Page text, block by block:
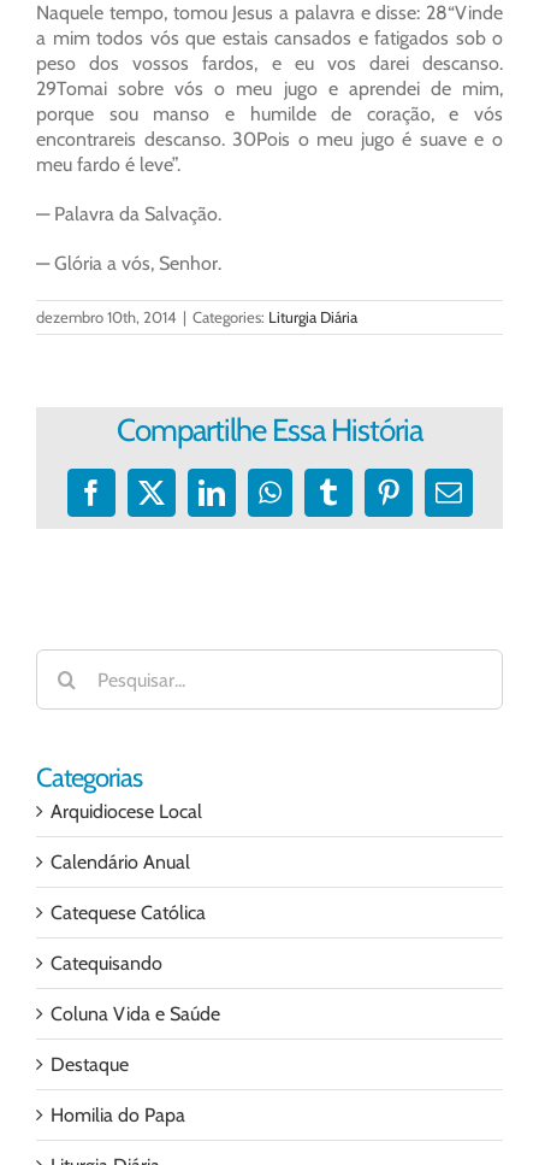
Naquele tempo, tomou Jesus a palavra e disse: 28“Vinde
a mim todos vós que estais cansados e fatigados sob o
peso dos vossos fardos, e eu vos darei descanso.
29Tomai sobre vós o meu jugo e aprendei de mim,
porque sou manso e humilde de coração, e vós
encontrareis descanso. 30Pois o meu jugo é suave e o
meu fardo é leve”.
— Palavra da Salvação.
— Glória a vós, Senhor.
dezembro 10th, 2014 | Categories: Liturgia Diária
Compartilhe Essa História
Facebook
X LinkedInWhatsApp
TumblrPinterest
E-
Buscar
resultados
para:
Categorias
Arquidiocese Local
Calendário Anual
Catequese Católica
Catequisando
Coluna Vida e Saúde
Destaque
Homilia do Papa